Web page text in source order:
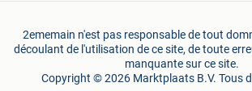
2ememain n'est pas responsable de tout
découlant de l'utilisation de ce site, de toute
manquante sur ce site.
Copyright © 2026 Marktplaats B.V. Tous